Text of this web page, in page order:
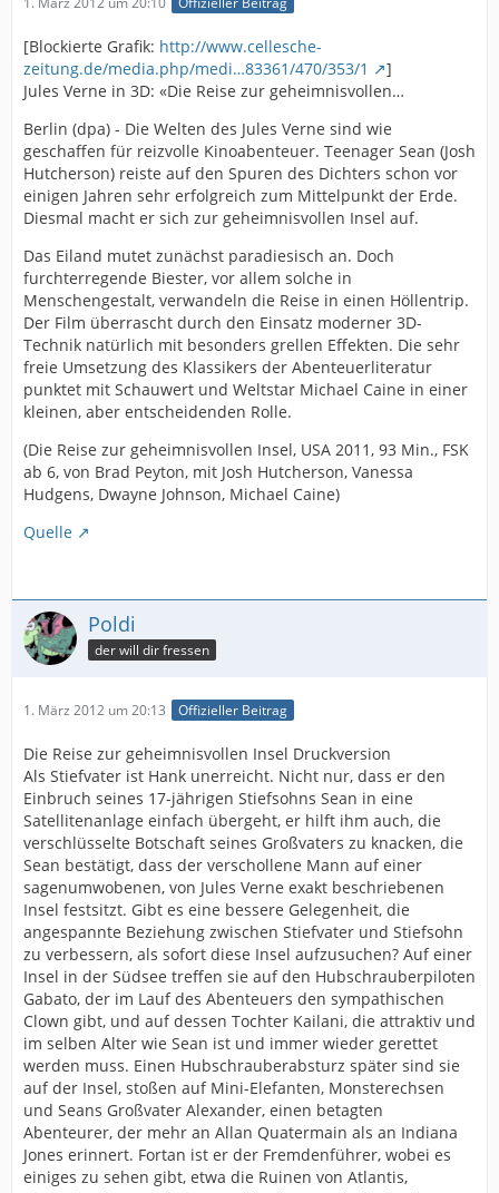
[Blockierte Grafik: http://www.cellesche-
zeitung.de/media.php/medi…83361/470/353/1
]
Jules Verne in 3D: «Die Reise zur geheimnisvollen…
Berlin (dpa) - Die Welten des Jules Verne sind wie
geschaffen für reizvolle Kinoabenteuer. Teenager Sean (Josh
Hutcherson) reiste auf den Spuren des Dichters schon vor
einigen Jahren sehr erfolgreich zum Mittelpunkt der Erde.
Diesmal macht er sich zur geheimnisvollen Insel auf.
Das Eiland mutet zunächst paradiesisch an. Doch
furchterregende Biester, vor allem solche in
Menschengestalt, verwandeln die Reise in einen Höllentrip.
Der Film überrascht durch den Einsatz moderner 3D-
Technik natürlich mit besonders grellen Effekten. Die sehr
freie Umsetzung des Klassikers der Abenteuerliteratur
punktet mit Schauwert und Weltstar Michael Caine in einer
kleinen, aber entscheidenden Rolle.
(Die Reise zur geheimnisvollen Insel, USA 2011, 93 Min., FSK
ab 6, von Brad Peyton, mit Josh Hutcherson, Vanessa
Hudgens, Dwayne Johnson, Michael Caine)
Quelle
Poldi
der will dir fressen
1. März 2012 um 20:13 Offizieller Beitrag
Die Reise zur geheimnisvollen Insel Druckversion
Als Stiefvater ist Hank unerreicht. Nicht nur, dass er den
Einbruch seines 17-jährigen Stiefsohns Sean in eine
Satellitenanlage einfach übergeht, er hilft ihm auch, die
verschlüsselte Botschaft seines Großvaters zu knacken, die
Sean bestätigt, dass der verschollene Mann auf einer
sagenumwobenen, von Jules Verne exakt beschriebenen
Insel festsitzt. Gibt es eine bessere Gelegenheit, die
angespannte Beziehung zwischen Stiefvater und Stiefsohn
zu verbessern, als sofort diese Insel aufzusuchen? Auf einer
Insel in der Südsee treffen sie auf den Hubschrauberpiloten
Gabato, der im Lauf des Abenteuers den sympathischen
Clown gibt, und auf dessen Tochter Kailani, die attraktiv und
im selben Alter wie Sean ist und immer wieder gerettet
werden muss. Einen Hubschrauberabsturz später sind sie
auf der Insel, stoßen auf Mini-Elefanten, Monsterechsen
und Seans Großvater Alexander, einen betagten
Abenteurer, der mehr an Allan Quatermain als an Indiana
Jones erinnert. Fortan ist er der Fremdenführer, wobei es
einiges zu sehen gibt, etwa die Ruinen von Atlantis,